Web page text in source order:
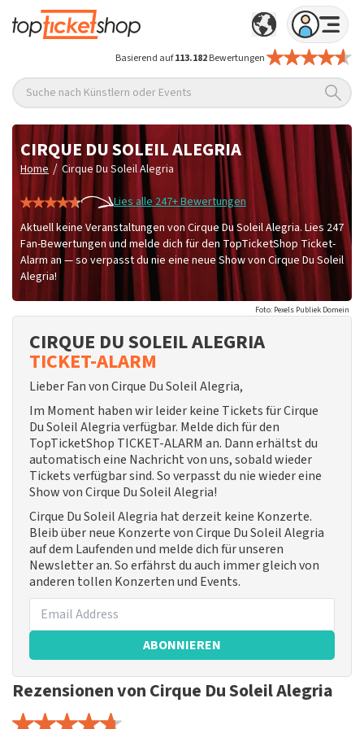
Basierend auf113.182Bewertungen
Suche nach Künstlern oder Events
CIRQUE DU SOLEIL ALEGRIA
Home / Cirque Du Soleil Alegria
Lies alle 247+ Bewertungen
Aktuell keine Veranstaltungen von Cirque Du Soleil Alegria. Lies 247
Fan-Bewertungen und melde dich für den TopTicketShop Ticket-
Alarm an — so verpasst du nie eine neue Show von Cirque Du Soleil
Alegria!
Foto: Pexels Publiek Domein
CIRQUE DU SOLEIL ALEGRIA
TICKET-ALARM
Lieber Fan von Cirque Du Soleil Alegria,
Im Moment haben wir leider keine Tickets für Cirque
Du Soleil Alegria verfügbar. Melde dich für den
TopTicketShop TICKET-ALARM an. Dann erhältst du
automatisch eine Nachricht von uns, sobald wieder
Tickets verfügbar sind. So verpasst du nie wieder eine
Show von Cirque Du Soleil Alegria!
Cirque Du Soleil Alegria hat derzeit keine Konzerte.
Bleib über neue Konzerte von Cirque Du Soleil Alegria
auf dem Laufenden und melde dich für unseren
Newsletter an. So erfährst du auch immer gleich von
anderen tollen Konzerten und Events.
ABONNIEREN
Rezensionen von Cirque Du Soleil Alegria